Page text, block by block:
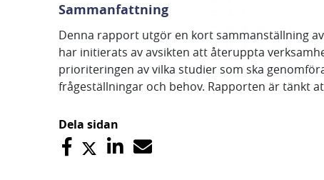
Sammanfattning
Denna rapport utgör en kort sammanställning
har initierats av avsikten att återuppta
prioriteringen av vilka studier som ska
frågeställningar och behov. Rapporten är tänkt
Dela sidan